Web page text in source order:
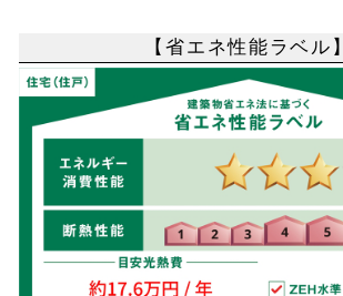
【省エネ性能ラベル】